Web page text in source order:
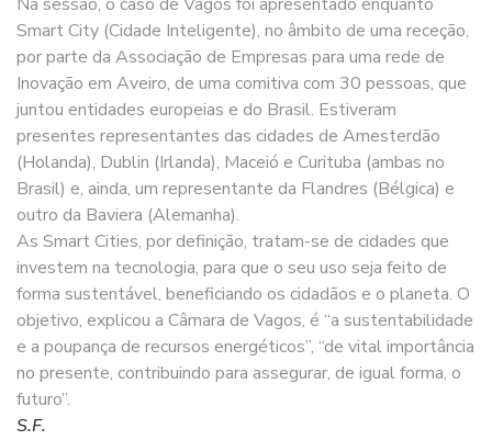
Smart City (Cidade Inteligente), no âmbito de uma receção,
por parte da Associação de Empresas para uma rede de
Inovação em Aveiro, de uma comitiva com 30 pessoas, que
juntou entidades europeias e do Brasil. Estiveram
presentes representantes das cidades de Amesterdão
(Holanda), Dublin (Irlanda), Maceió e Curituba (ambas no
Brasil) e, ainda, um representante da Flandres (Bélgica) e
outro da Baviera (Alemanha).
As Smart Cities, por definição, tratam-se de cidades que
investem na tecnologia, para que o seu uso seja feito de
forma sustentável, beneficiando os cidadãos e o planeta. O
objetivo, explicou a Câmara de Vagos, é “a sustentabilidade
e a poupança de recursos energéticos”, “de vital importância
no presente, contribuindo para assegurar, de igual forma, o
futuro”.
S.F.